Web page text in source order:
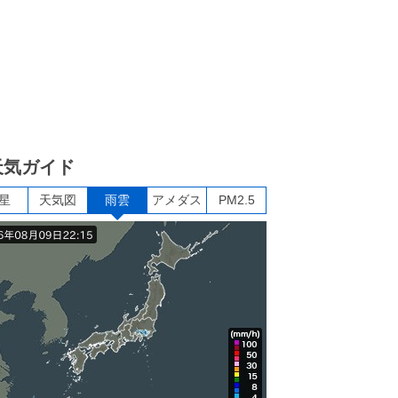
ガイド
天気図 雨雲 アメダス PM2.5